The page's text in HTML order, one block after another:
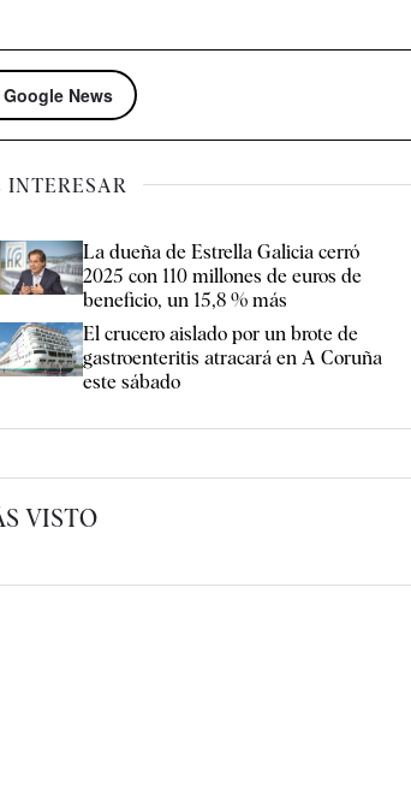
News
INTERESAR
La dueña de Estrella Galicia cerró
2025 con 110 millones de euros de
beneficio, un 15,8 % más
El crucero aislado por un brote de
gastroenteritis atracará en A Coruña
este sábado
VISTO